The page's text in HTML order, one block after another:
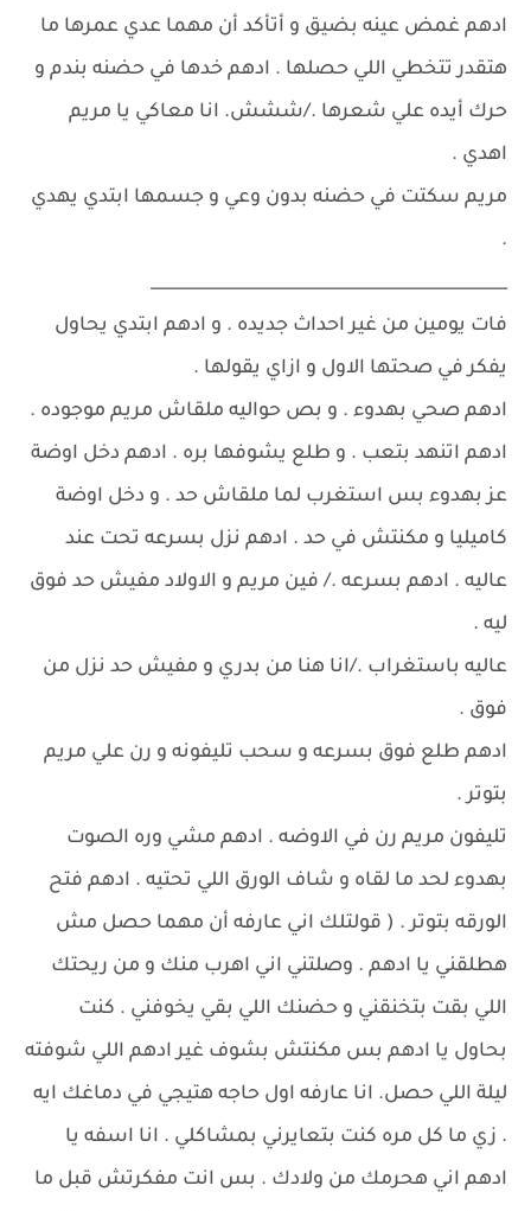
ادهم غمض عينه بضيق و أتأكد أن مهما عدي عمرها ما
هتقدر تتخطي اللي حصلها . ادهم خدها في حضنه بندم و
حرك أيده علي شعرها ./ششش. انا معاكي يا مريم
اهدي .
مريم سكتت في حضنه بدون وعي و جسمها ابتدي يهدي
.
___________________________________________
فات يومين من غير احداث جديده . و ادهم ابتدي يحاول
يفكر في صحتها الاول و ازاي يقولها .
ادهم صحي بهدوء . و بص حواليه ملقاش مريم موجوده .
ادهم اتنهد بتعب . و طلع يشوفها بره . ادهم دخل اوضة
عز بهدوء بس استغرب لما ملقاش حد . و دخل اوضة
كاميليا و مكنتش في حد . ادهم نزل بسرعه تحت عند
عاليه . ادهم بسرعه ./ فين مريم و الاولاد مفيش حد فوق
ليه .
عاليه باستغراب ./انا هنا من بدري و مفيش حد نزل من
فوق .
ادهم طلع فوق بسرعه و سحب تليفونه و رن علي مريم
بتوتر .
تليفون مريم رن في الاوضه . ادهم مشي وره الصوت
بهدوء لحد ما لقاه و شاف الورق اللي تحتيه . ادهم فتح
الورقه بتوتر . ( قولتلك اني عارفه أن مهما حصل مش
هطلقني يا ادهم . وصلتني اني اهرب منك و من ريحتك
اللي بقت بتخنقني و حضنك اللي بقي يخوفني . كنت
بحاول يا ادهم بس مكنتش بشوف غير ادهم اللي شوفته
ليلة اللي حصل. انا عارفه اول حاجه هتيجي في دماغك ايه
. زي ما كل مره كنت بتعايرني بمشاكلي . انا اسفه يا
ادهم اني هحرمك من ولادك . بس انت مفكرتش قبل ما